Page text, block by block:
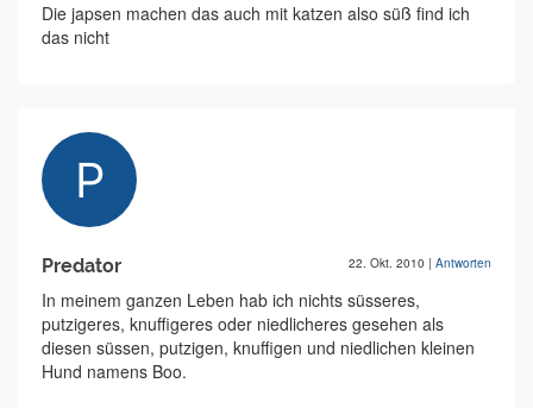
Die japsen machen das auch mit katzen also süß find ich
das nicht
Predator 22. Okt. 2010 | Antworten
In meinem ganzen Leben hab ich nichts süsseres,
putzigeres, knuffigeres oder niedlicheres gesehen als
diesen süssen, putzigen, knuffigen und niedlichen kleinen
Hund namens Boo.